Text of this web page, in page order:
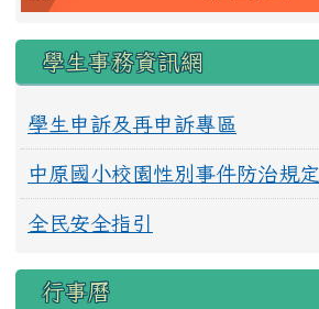
學生事務資訊網
學生申訴及再申訴專區
中原國小校園性別事件防治規定
全民安全指引
行事曆